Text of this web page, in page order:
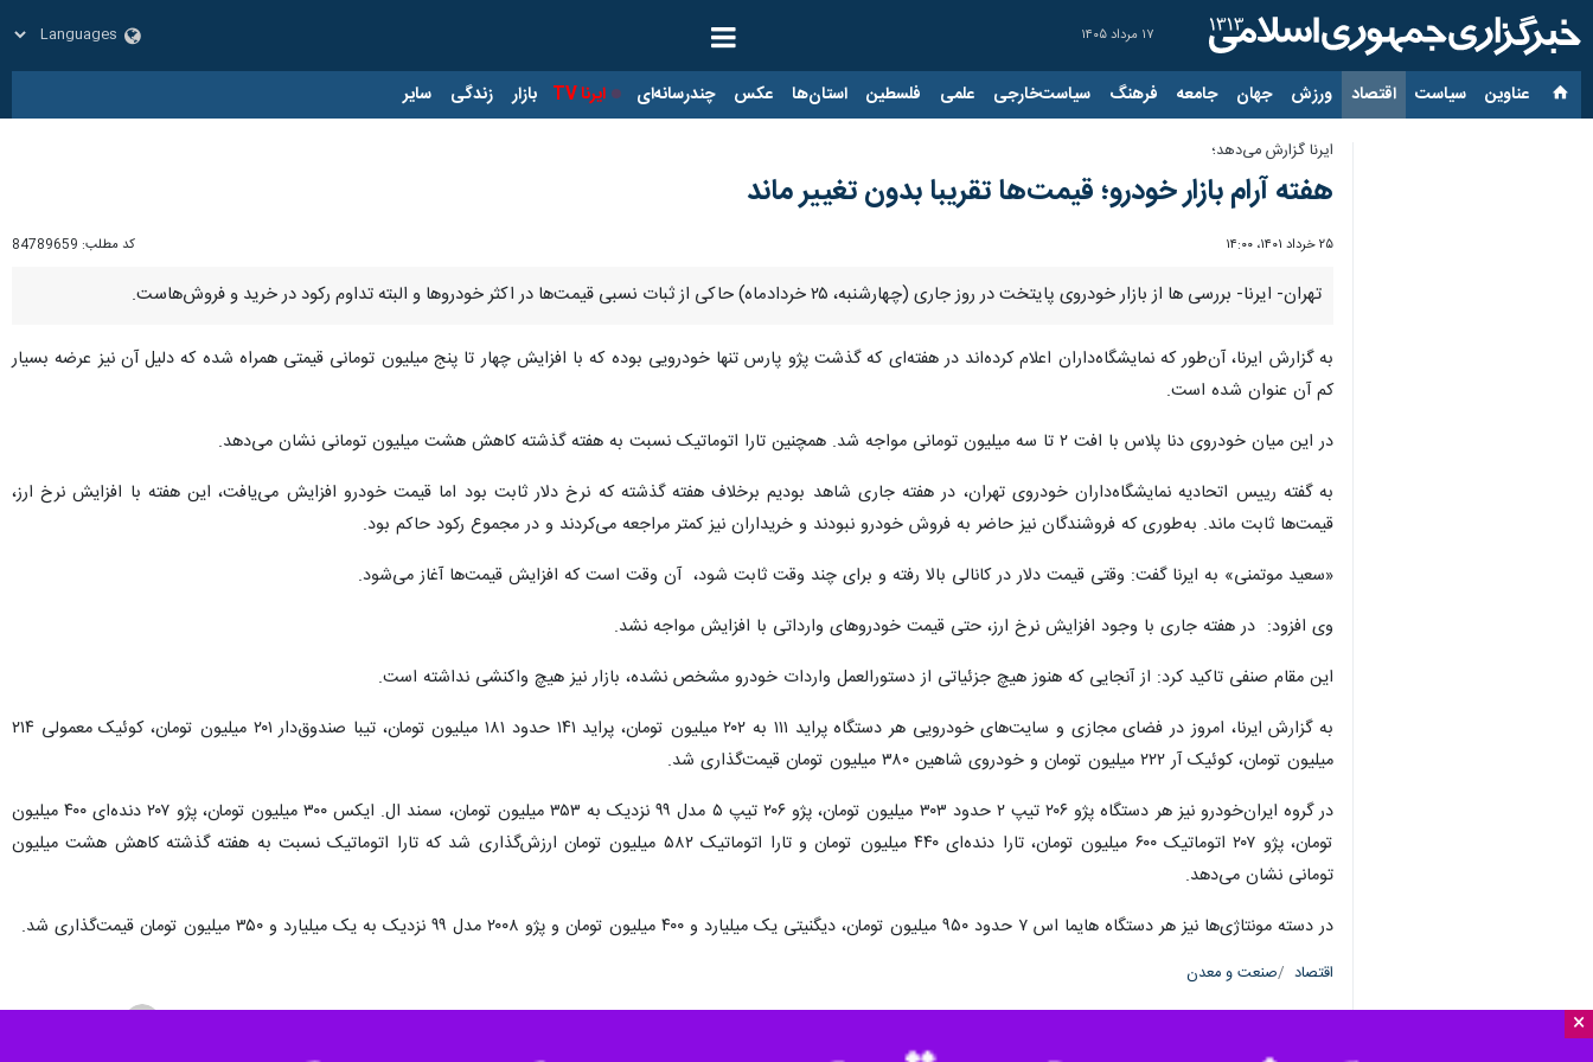
۱۷ مرداد ۱۴۰۵
عناوین‌ سیاست اقتصاد ورزش جهان جامعه فرهنگ سیاست‌خارجی علمی فلسطین استان‌ها عکس چندرسانه‌ای ایرنا TV بازار زندگی سایر
×
ایرنا گزارش می‌دهد؛
هفته آرام بازار خودرو؛ قیمت‌ها تقریبا بدون تغییر ماند
۲۵ خرداد ۱۴۰۱، ۱۴:۰۰ کد مطلب: 84789659
تهران- ایرنا- بررسی ‌ها از بازار خودروی پایتخت در روز جاری (چهارشنبه، ۲۵ خردادماه) حاکی از ثبات نسبی قیمت‌ها در اکثر خودروها و البته تداوم رکود در خرید و فروش‌هاست.
به گزارش ایرنا، آن‌طور که نمایشگاه‌داران اعلام کرده‌اند در هفته‌ای که گذشت پژو پارس تنها خودرویی بوده که با افزایش چهار تا پنج میلیون تومانی قیمتی همراه شده که دلیل آن نیز عرضه بسیار
کم آن عنوان شده است.
در این میان خودروی دنا پلاس با افت ۲ تا سه میلیون تومانی مواجه شد. همچنین تارا اتوماتیک نسبت به هفته گذشته کاهش هشت میلیون تومانی نشان می‌دهد.
به گفته رییس اتحادیه نمایشگاه‌داران خودروی تهران، در هفته جاری شاهد بودیم برخلاف هفته گذشته که نرخ دلار ثابت بود اما قیمت خودرو افزایش می‌یافت، این هفته با افزایش نرخ ارز،
قیمت‌ها ثابت ماند. به‌طوری که فروشندگان نیز حاضر به فروش خودرو نبودند و خریداران نیز کمتر مراجعه می‌کردند و در مجموع رکود حاکم بود.
«سعید موتمنی» به ایرنا گفت: وقتی قیمت دلار در کانالی بالا رفته و برای چند وقت ثابت شود، آن وقت است که افزایش قیمت‌ها آغاز می‌شود.
وی افزود: در هفته جاری با وجود افزایش نرخ ارز، حتی قیمت خودروهای وارداتی با افزایش مواجه نشد.
این مقام صنفی تاکید کرد: از آنجایی که هنوز هیچ جزئیاتی از دستورالعمل واردات خودرو مشخص نشده، بازار نیز هیچ واکنشی نداشته است.
به گزارش ایرنا، امروز در فضای مجازی و سایت‌های خودرویی هر دستگاه پراید ۱۱۱ به ۲۰۲ میلیون تومان، پراید ۱۴۱ حدود ۱۸۱ میلیون تومان، تیبا صندوق‌دار ۲۰۱ میلیون تومان، کوئیک معمولی ۲۱۴
میلیون تومان، کوئیک آر ۲۲۲ میلیون تومان و خودروی شاهین ۳۸۰ میلیون تومان قیمت‌گذاری شد.
در گروه ایران‌خودرو نیز هر دستگاه پژو ۲۰۶ تیپ ۲ حدود ۳۰۳ میلیون تومان، پژو ۲۰۶ تیپ ۵ مدل ۹۹ نزدیک به ۳۵۳ میلیون تومان، سمند ال. ایکس ۳۰۰ میلیون تومان، پژو ۲۰۷ دنده‌ای ۴۰۰ میلیون
تومان، پژو ۲۰۷ اتوماتیک ۶۰۰ میلیون تومان، تارا دنده‌ای ۴۴۰ میلیون تومان و تارا اتوماتیک ۵۸۲ میلیون تومان ارزش‌گذاری شد که تارا اتوماتیک نسبت به هفته گذشته کاهش هشت میلیون
تومانی نشان می‌دهد.
در دسته مونتاژی‌ها نیز هر دستگاه هایما اس ۷ حدود ۹۵۰ میلیون تومان، دیگنیتی یک میلیارد و ۴۰۰ میلیون تومان و پژو ۲۰۰۸ مدل ۹۹ نزدیک به یک میلیارد و ۳۵۰ میلیون تومان قیمت‌گذاری شد.
اقتصاد صنعت و معدن